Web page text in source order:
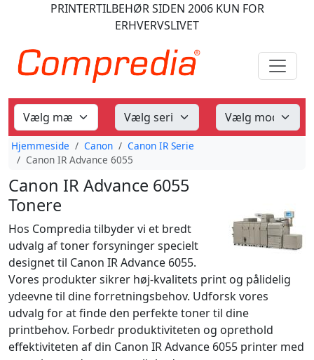
PRINTERTILBEHØRSIDEN 2006KUN FOR
ERHVERVSLIVET
Hjemmeside Canon
Canon IR Serie
Canon IR Advance 6055
Canon IR Advance 6055
Tonere
Hos Compredia tilbyder vi et bredt
udvalg af toner forsyninger specielt
designet til Canon IR Advance 6055.
Vores produkter sikrer høj-kvalitets print og pålidelig
ydeevne til dine forretningsbehov. Udforsk vores
udvalg for at finde den perfekte toner til dine
printbehov. Forbedr produktiviteten og oprethold
effektiviteten af din Canon IR Advance 6055 printer med